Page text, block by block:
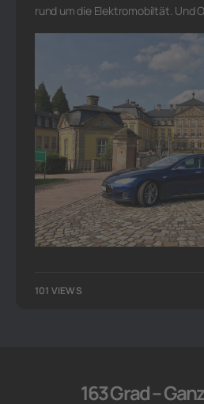
rund um die Elektromobiltät. Und
101 VIEWS
163 Grad –